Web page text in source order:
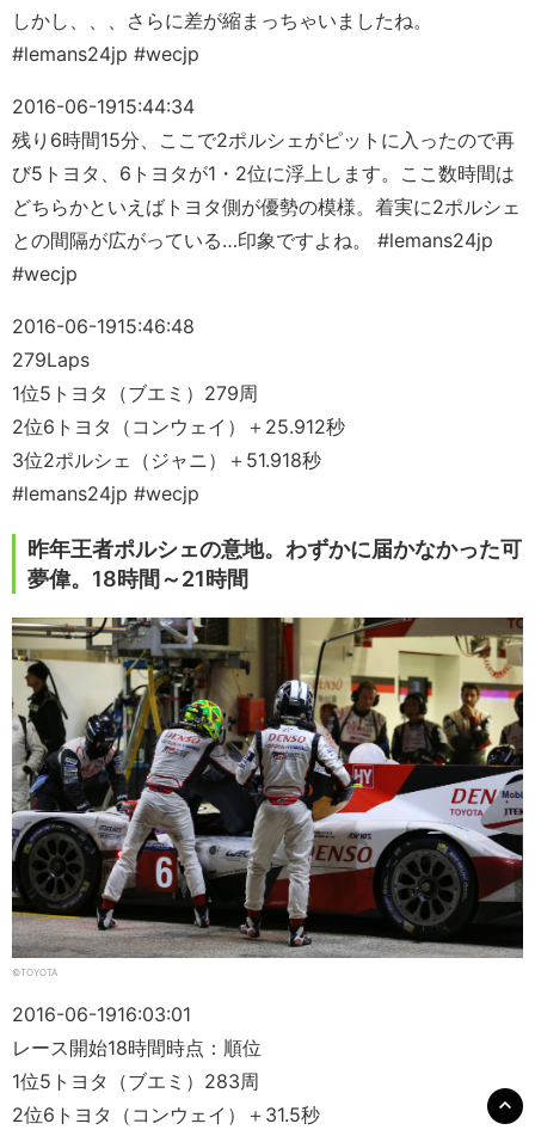
しかし、、、さらに差が縮まっちゃいましたね。
#lemans24jp #wecjp
2016-06-1915:44:34
残り6時間15分、ここで2ポルシェがピットに入ったので再
び5トヨタ、6トヨタが1・2位に浮上します。ここ数時間は
どちらかといえばトヨタ側が優勢の模様。着実に2ポルシェ
との間隔が広がっている…印象ですよね。 #lemans24jp
#wecjp
2016-06-1915:46:48
279Laps
1位5トヨタ（ブエミ）279周
2位6トヨタ（コンウェイ）＋25.912秒
3位2ポルシェ（ジャニ）＋51.918秒
#lemans24jp #wecjp
昨年王者ポルシェの意地。わずかに届かなかった可
夢偉。18時間～21時間
©TOYOTA
2016-06-1916:03:01
レース開始18時間時点：順位
1位5トヨタ（ブエミ）283周
2位6トヨタ（コンウェイ）＋31.5秒